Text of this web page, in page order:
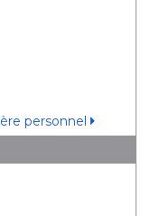
personnel